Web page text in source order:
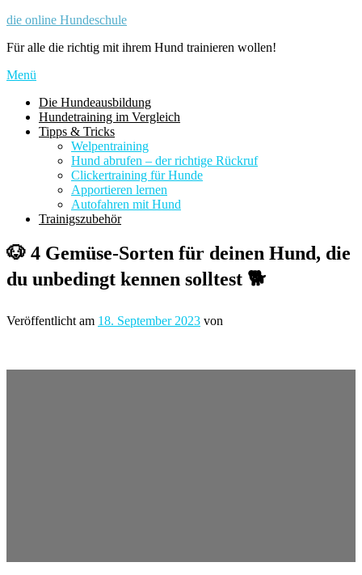
Zum
springen
die online Hundeschule
Für alle die richtig mit ihrem Hund trainieren wollen!
Menü
Die Hundeausbildung
Hundetraining im Vergleich
Tipps & Tricks
Welpentraining
Hund abrufen – der richtige Rückruf
Clickertraining für Hunde
Apportieren lernen
Autofahren mit Hund
Trainigszubehör
🐶 4 Gemüse-Sorten für deinen Hund, die
du unbedingt kennen solltest 🐕
Veröffentlicht am 18. September 2023 von